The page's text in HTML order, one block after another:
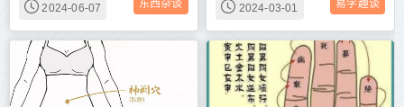
2024-06-07 东西杂谈 2024-03-01 易学趣谈